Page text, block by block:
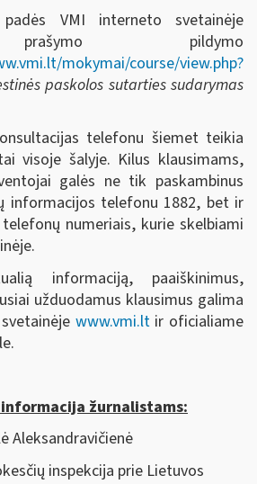
VMI interneto svetainėje
pildymo
mokymai/course/view.php?
paskolos sutarties sudarymas
telefonu šiemet teikia
visoje šalyje. Kilus klausimams,
galės ne tik paskambinus
informacijos telefonu 1882, bet ir
numeriais, kurie skelbiami
informaciją, paaiškinimus,
užduodamus klausimus galima
www.vmi.ltir oficialiame
informacija žurnalistams:
Aleksandravičienė
inspekcija prie Lietuvos